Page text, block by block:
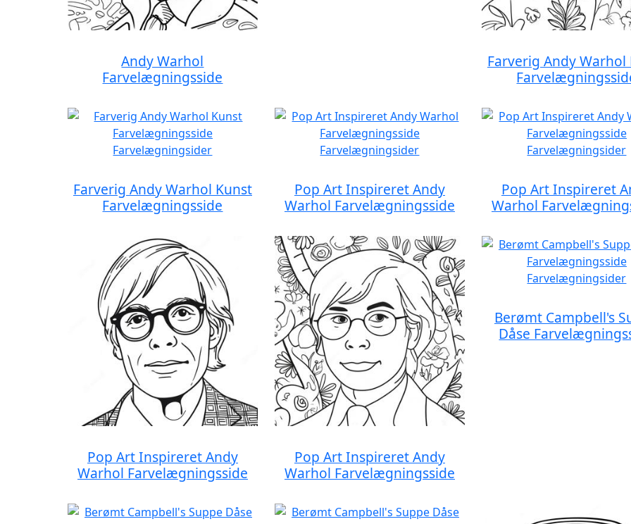
Andy Warhol
Farvelægningsside
Farverig Andy Warhol
Farverig Andy Warhol Kunst
Farvelægningsside
Pop Art Inspireret Andy
Warhol Farvelægningsside
Pop Art Inspireret
Warhol
Pop Art Inspireret Andy
Warhol Farvelægningsside
Pop Art Inspireret Andy
Warhol Farvelægningsside
Berømt Campbell's
Dåse